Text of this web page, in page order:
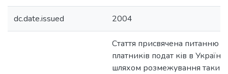
dc.date.issued 2004
Стаття присвячена питанню
платників подат ків в
шляхом розмежування таких